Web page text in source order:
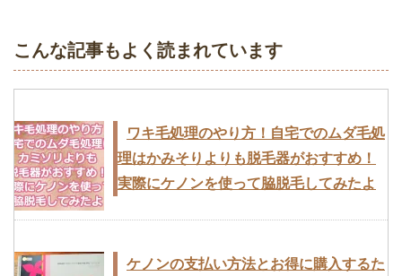
ケノンで脱毛したい！｜脱毛できる場所
と照射回数の目安は？
ケノン美顔器の効果が知りたい！シミ・
こんな記事もよく読まれています
ワキ毛処理のやり方！自宅でのムダ毛処
理はかみそりよりも脱毛器がおすすめ！
実際にケノンを使って脇脱毛してみたよ
ケノンの支払い方法とお得に購入するた